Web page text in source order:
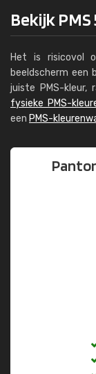
Bekijk
Het is risicovol
beeldscherm een
juiste PMS-
fysieke PMS-
een PMS-